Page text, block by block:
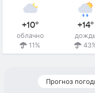
+10°
облачно
11%
+14°
Прогноз